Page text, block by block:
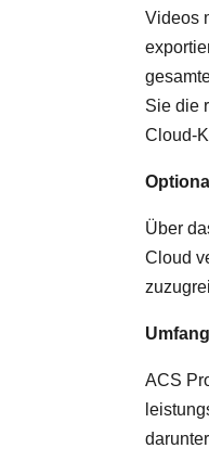
Videos
Sie die
Cloud-
Über
Cloud
ACS